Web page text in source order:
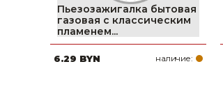
Ручной инструмент
Строительные и отделочные материалы
Садовый инструмент, вазоны, горшки и кашпо, теплицы, парники
Пьезозажигалка бытовая
газовая с классическим
пламенем...
6.29 BYN наличие: